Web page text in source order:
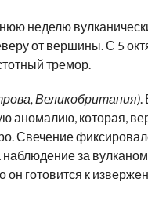
неделю
от вершины. С 5
тремор.
Великобритания).
которая,
Свечение
за
он готовится к